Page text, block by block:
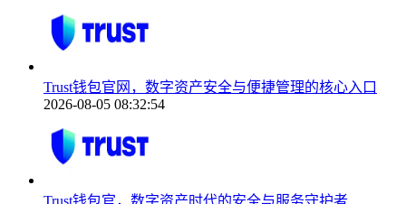
Trust钱包官网，数字资产安全与便捷管理的核心入口
2026-08-05 08:32:54
Trust钱包官，数字资产时代的安全与服务守护者